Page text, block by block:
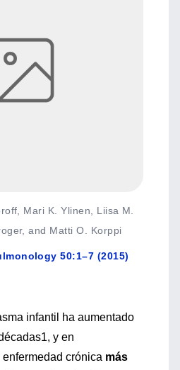
Mari K. Ylinen, Liisa M.
and Matti O. Korppi
50:1–7 (2015)
infantil ha aumentado
y en
crónica más